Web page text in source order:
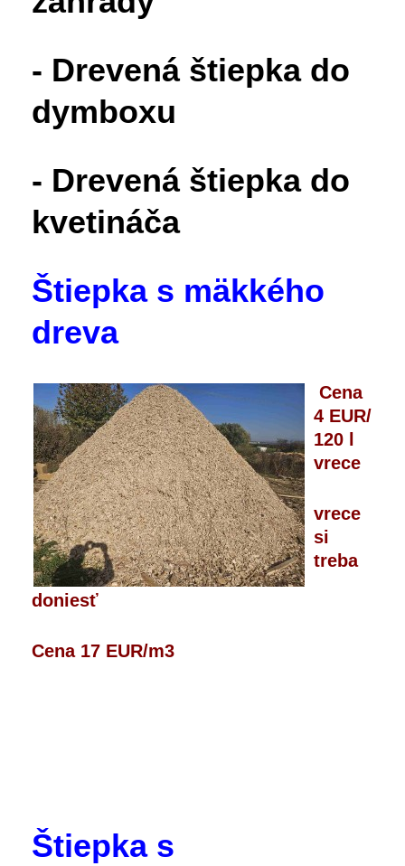
- Drevená štiepka do
dymboxu
- Drevená štiepka do
kvetináča
Štiepka s mäkkého
dreva
Cena
4 EUR/
120 l
vrece
vrece
si
treba
doniesť
Cena 17 EUR/m3
Štiepka s